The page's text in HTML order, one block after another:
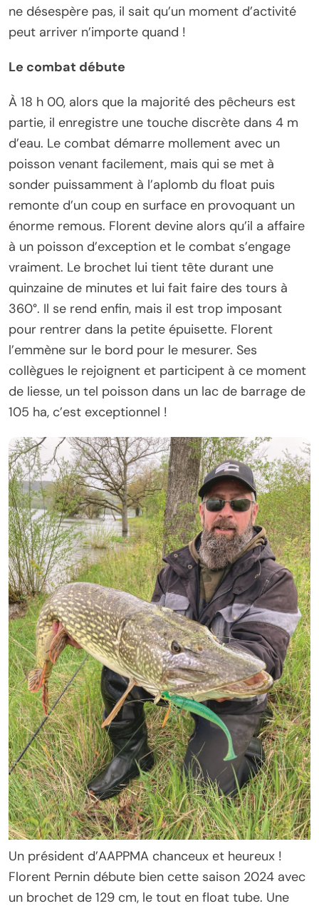
ne désespère pas, il sait qu’un moment d’activité
peut arriver n’importe quand !
Le combat débute
À 18 h 00, alors que la majorité des pêcheurs est
partie, il enregistre une touche discrète dans 4 m
d’eau. Le combat démarre mollement avec un
poisson venant facilement, mais qui se met à
sonder puissamment à l’aplomb du float puis
remonte d’un coup en surface en provoquant un
énorme remous. Florent devine alors qu’il a affaire
à un poisson d’exception et le combat s’engage
vraiment. Le brochet lui tient tête durant une
quinzaine de minutes et lui fait faire des tours à
360°. Il se rend enfin, mais il est trop imposant
pour rentrer dans la petite épuisette. Florent
l’emmène sur le bord pour le mesurer. Ses
collègues le rejoignent et participent à ce moment
de liesse, un tel poisson dans un lac de barrage de
105 ha, c’est exceptionnel !
Un président d’AAPPMA chanceux et heureux !
Florent Pernin débute bien cette saison 2024 avec
un brochet de 129 cm, le tout en float tube. Une